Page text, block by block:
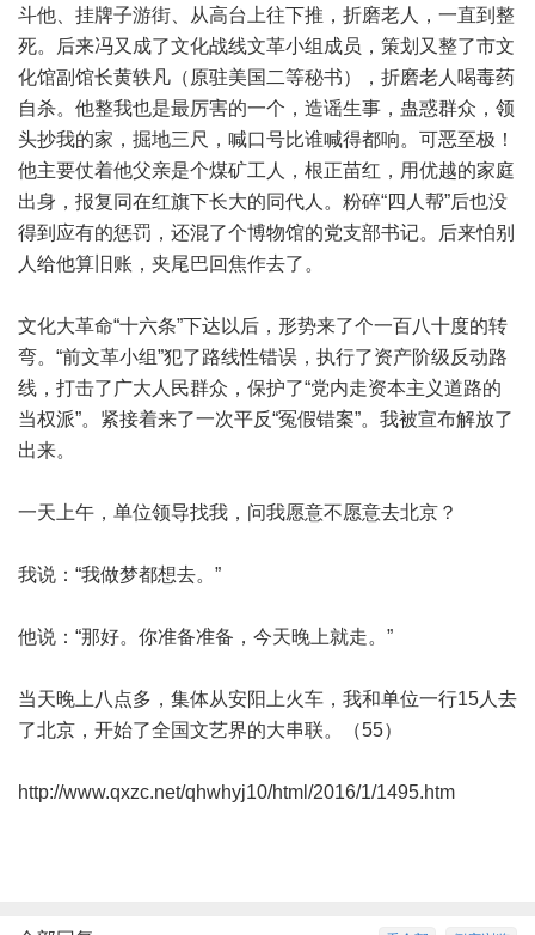
斗他、挂牌子游街、从高台上往下推，折磨老人，一直到整
死。后来冯又成了文化战线文革小组成员，策划又整了市文
化馆副馆长黄轶凡（原驻美国二等秘书），折磨老人喝毒药
自杀。他整我也是最厉害的一个，造谣生事，蛊惑群众，领
头抄我的家，掘地三尺，喊口号比谁喊得都响。可恶至极！
他主要仗着他父亲是个煤矿工人，根正苗红，用优越的家庭
出身，报复同在红旗下长大的同代人。粉碎“四人帮”后也没
得到应有的惩罚，还混了个博物馆的党支部书记。后来怕别
人给他算旧账，夹尾巴回焦作去了。
文化大革命“十六条”下达以后，形势来了个一百八十度的转
弯。“前文革小组”犯了路线性错误，执行了资产阶级反动路
线，打击了广大人民群众，保护了“党内走资本主义道路的
当权派”。紧接着来了一次平反“冤假错案”。我被宣布解放了
出来。
一天上午，单位领导找我，问我愿意不愿意去北京？
我说：“我做梦都想去。”
他说：“那好。你准备准备，今天晚上就走。”
当天晚上八点多，集体从安阳上火车，我和单位一行15人去
了北京，开始了全国文艺界的大串联。（55）
http://www.qxzc.net/qhwhyj10/html/2016/1/1495.htm